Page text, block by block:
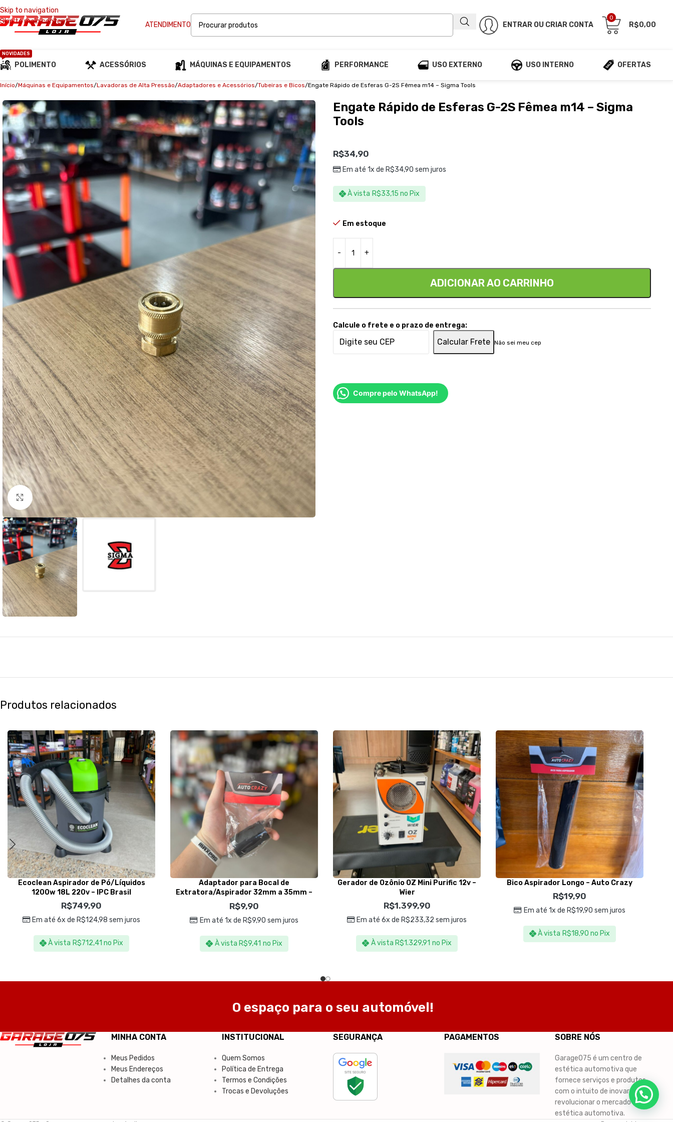
Skip to navigation
Skip to main content
ATENDIMENTO ENTRAR OU CRIAR CONTA
0
R$0,00
POLIMENTO
NOVIDADES
ACESSÓRIOS MÁQUINAS E EQUIPAMENTOS PERFORMANCE USO EXTERNO USO INTERNO OFERTAS
Início Máquinas e Equipamentos Lavadoras de Alta Pressão Adaptadores e Acessórios Tubeiras e Bicos Engate Rápido de Esferas G-2S Fêmea m14 – Sigma Tools
Clique para ampliar
Engate Rápido de Esferas G-2S Fêmea m14 – Sigma
Tools
R$34,90
Em até 1x de R$34,90 sem juros
À vista R$33,15 no Pix
Em estoque
ADICIONAR AO CARRINHO
Calcule o frete e o prazo de entrega:
Calcular Frete Não sei meu cep
Compre pelo WhatsApp!
Produtos relacionados
Ecoclean Aspirador de Pó/Líquidos
1200w 18L 220v – IPC Brasil
R$749,90
Em até 6x de R$124,98 sem juros
À vista R$712,41 no Pix
Adaptador para Bocal de
Extratora/Aspirador 32mm a 35mm –
Auto Crazy
R$9,90
Em até 1x de R$9,90 sem juros
À vista R$9,41 no Pix
Gerador de Ozônio OZ Mini Purific 12v –
Wier
R$1.399,90
Em até 6x de R$233,32 sem juros
À vista R$1.329,91 no Pix
Bico Aspirador Longo – Auto Crazy
R$19,90
Em até 1x de R$19,90 sem juros
À vista R$18,90 no Pix
O espaço para o seu automóvel!
MINHA CONTA
Meus Pedidos
Meus Endereços
Detalhes da conta
INSTITUCIONAL
Quem Somos
Política de Entrega
Termos e Condições
Trocas e Devoluções
SEGURANÇA PAGAMENTOS SOBRE NÓS
Garage075 é um centro de
estética automotiva que
fornece serviços e produtos,
com o intuito de inovar e
revolucionar o mercado de
estética automotiva.